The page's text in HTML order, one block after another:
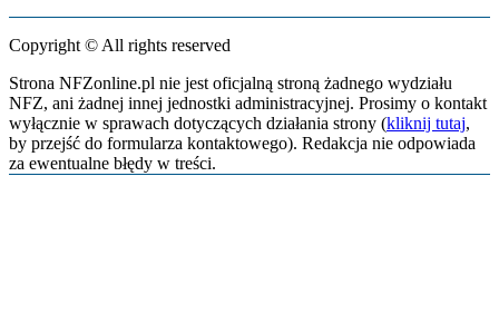
Copyright © All rights reserved
Strona NFZonline.pl nie jest oficjalną stroną żadnego wydziału
NFZ, ani żadnej innej jednostki administracyjnej. Prosimy o kontakt
wyłącznie w sprawach dotyczących działania strony (kliknij tutaj,
by przejść do formularza kontaktowego). Redakcja nie odpowiada
za ewentualne błędy w treści.